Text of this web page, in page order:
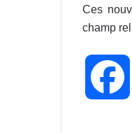
Ces
champ